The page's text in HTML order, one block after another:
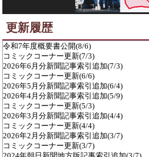
更新履歴
令和7年度概要書公開(8/6)
コミックコーナー更新(7/3)
2026年6月分新聞記事索引追加(7/3)
コミックコーナー更新(6/6)
2026年5月分新聞記事索引追加(6/4)
2026年4月分新聞記事索引追加(5/9)
コミックコーナー更新(5/3)
2026年3月分新聞記事索引追加(4/4)
コミックコーナー更新(4/4)
2026年2月分新聞記事索引追加(3/7)
コミックコーナー更新(3/7)